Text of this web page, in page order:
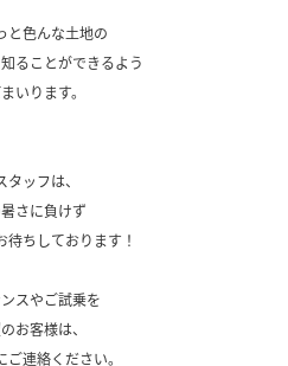
と色んな土地の
ることができるよう
いります。
タッフは、
さに負けず
待ちしております！
スやご試乗を
お客様は、
連絡ください。